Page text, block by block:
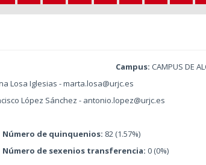
Campus: CAMPUS DE
Losa Iglesias - marta.losa@urjc.es
López Sánchez - antonio.lopez@urjc.es
Número de quinquenios: 82 (1.57%)
Número de sexenios transferencia: 0 (0%)